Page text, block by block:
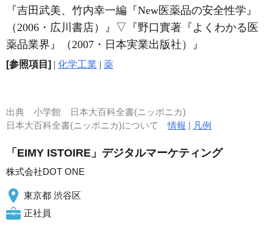
『吉田武美、竹内幸一編『New医薬品の安全性学』
（2006・広川書店）』 ▽ 『野口實著『よくわかる医
薬品業界』（2007・日本実業出版社）』
[参照項目] | 化学工業 | 薬
出典 小学館 日本大百科全書(ニッポニカ)
日本大百科全書(ニッポニカ)について情報 | 凡例
「EIMY ISTOIRE」デジタルマーケティング
株式会社DOT ONE
東京都 渋谷区
正社員